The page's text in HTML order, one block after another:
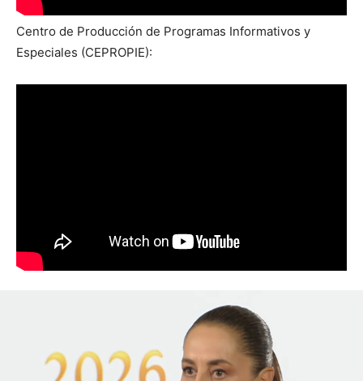
Centro de Producción de Programas Informativos y
Especiales (CEPROPIE):